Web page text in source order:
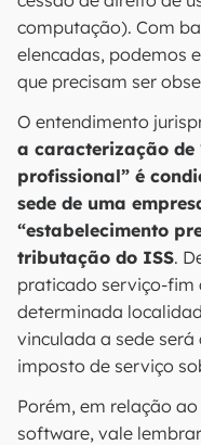
computação). Com
elencadas, podemos
que precisam ser
O entendimento
a caracterização de
profissional” é
sede de uma
“estabelecimento
tributação do ISS.
praticado serviço-fim
determinada
vinculada a sede
imposto de serviço
Porém, em relação
software, vale